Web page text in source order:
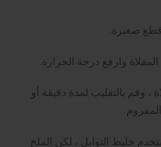
صغيرة.
وارفع درجة الحرارة.
وقم بالتقليب لمدة دقيقة أو
خليط التوابل ، لكن الملح